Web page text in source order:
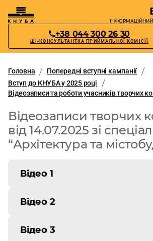
+38 044 300 26 30
ШІ-КОНСУЛЬТАНТКА ПРИЙМАЛЬНОЇ КОМІСІЇ
Головна
Попередні вступні кампанії
Вступ до КНУБА у 2025 році
Відеозаписи та роботи учасників творчих
Відеозаписи творчих
від 14.07.2025 зі
“Архітектура та
Відео 1
Відео 2
Відео 3